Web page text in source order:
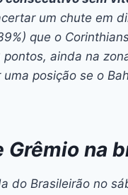
um chute em
que o
ainda na
posição se o
Grêmio na
do Brasileirão no